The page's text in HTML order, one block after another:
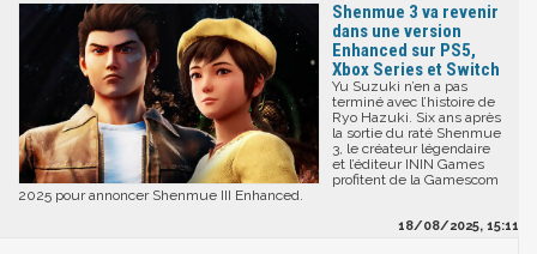
Shenmue 3 va revenir
dans une version
Enhanced sur PS5,
Xbox Series et Switch
Yu Suzuki n’en a pas
terminé avec l’histoire de
Ryo Hazuki. Six ans après
la sortie du raté Shenmue
3, le créateur légendaire
et l’éditeur ININ Games
profitent de la Gamescom
2025 pour annoncer Shenmue III Enhanced.
18/08/2025, 15:11